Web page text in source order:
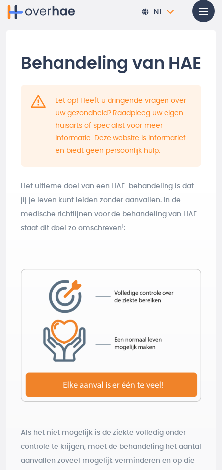
Overslaan en naar de inhoud gaan
NL
Behandeling van HAE
Let op! Heeft u dringende vragen over
uw gezondheid? Raadpleeg uw eigen
huisarts of specialist voor meer
informatie. Deze website is informatief
en biedt geen persoonlijk hulp.
Het ultieme doel van een HAE-behandeling is dat
jij je leven kunt leiden zonder aanvallen. In de
medische richtlijnen voor de behandeling van HAE
staat dit doel zo omschreven :
Als het niet mogelijk is de ziekte volledig onder
controle te krijgen, moet de behandeling het aantal
aanvallen zoveel mogelijk verminderen en op die